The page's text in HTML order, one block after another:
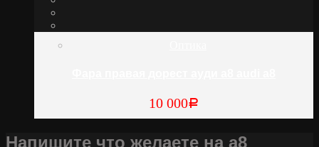
10 000Р
Напишите что желаете на а8